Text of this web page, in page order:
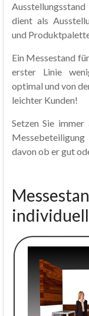
dient als
und
Ein Messestand
erster Linie
optimal und von
leichter Kunden!
Setzen Sie
davon ob er gut